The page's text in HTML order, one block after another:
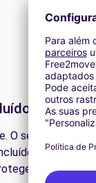
O seguro de
em todos os
na estrada.